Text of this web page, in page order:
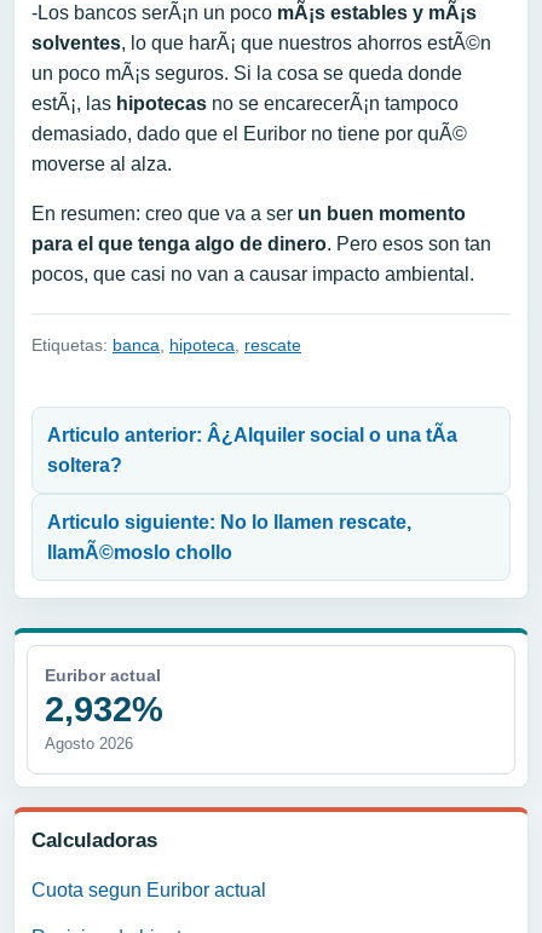
Euribor actual
2,932%
Agosto 2026
Calculadoras
Cuota segun Euribor actual
-Los bancos serÃ¡n un poco mÃ¡s estables y mÃ¡s
solventes, lo que harÃ¡ que nuestros ahorros estÃ©n
un poco mÃ¡s seguros. Si la cosa se queda donde
estÃ¡, las hipotecas no se encarecerÃ¡n tampoco
demasiado, dado que el Euribor no tiene por quÃ©
moverse al alza.
En resumen: creo que va a ser un buen momento
para el que tenga algo de dinero. Pero esos son tan
pocos, que casi no van a causar impacto ambiental.
Etiquetas: banca hipoteca rescate
Articulo anterior: Â¿Alquiler social o una tÃ­a
soltera?
Articulo siguiente: No lo llamen rescate,
llamÃ©moslo chollo